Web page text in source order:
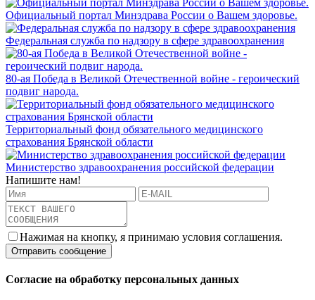
Официальный портал Минздрава России о Вашем здоровье.
Федеральная служба по надзору в сфере здравоохранения
80-ая Победа в Великой Отечественной войне - героический
подвиг народа.
Территориальный фонд обязательного медицинского
страхования Брянской области
Министерство здравоохранения российской федерации
Напишите нам!
Нажимая на кнопку, я принимаю условия соглашения.
Согласие на обработку персональных данных